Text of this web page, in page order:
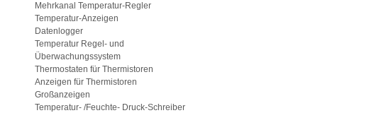
Mehrkanal Temperatur-Regler
Temperatur-Anzeigen
Datenlogger
Temperatur Regel- und
Überwachungssystem
Thermostaten für Thermistoren
Anzeigen für Thermistoren
Großanzeigen
Temperatur- /Feuchte- Druck-Schreiber